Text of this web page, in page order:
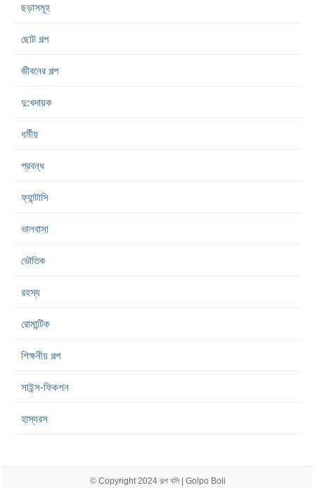
ছড়াসমূহ
ছোট গল্প
জীবনের গল্প
দু:খদায়ক
ধর্মীয়
প্রবন্ধ
ফ্যান্টাসি
ভালবাসা
ভৌতিক
রহস্য
রোমান্টিক
শিক্ষনীয় গল্প
সাইন্স-ফিকশন
হাস্যরস
© Copyright 2024 গল্প বলি | Golpo Boli